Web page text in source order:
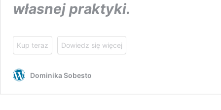
własnej praktyki.
Kup teraz Dowiedz się więcej
Dominika Sobesto